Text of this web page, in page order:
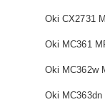
Oki CX2731
Oki MC361
Oki MC362w
Oki MC363dn